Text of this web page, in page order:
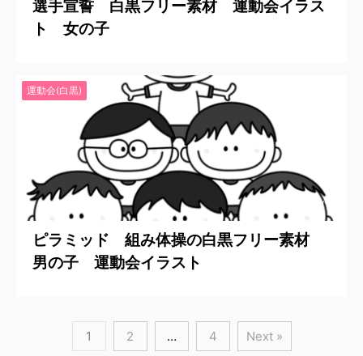
選手宣誓 白黒フリー素材 運動会イラス
ト 女の子
2020/6/19
運動会(白黒)
ピラミッド 組み体操の白黒フリー素材
男の子 運動会イラスト
1 2 … 4 Next »